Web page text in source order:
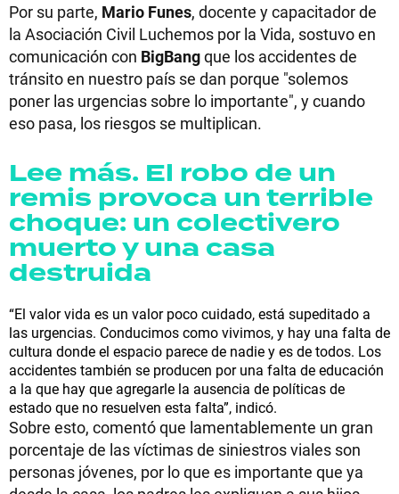
Por su parte, Mario Funes, docente y capacitador de
la Asociación Civil Luchemos por la Vida, sostuvo en
comunicación con BigBangque los accidentes de
tránsito en nuestro país se dan porque "solemos
poner las urgencias sobre lo importante", y cuando
eso pasa, los riesgos se multiplican.
Lee más. El robo de un
remis provoca un terrible
choque: un colectivero
muerto y una casa
destruida
“El valor vida es un valor poco cuidado, está supeditado a
las urgencias. Conducimos como vivimos, y hay una falta de
cultura donde el espacio parece de nadie y es de todos. Los
accidentes también se producen por una falta de educación
a la que hay que agregarle la ausencia de políticas de
estado que no resuelven esta falta”, indicó.
Sobre esto, comentó que lamentablemente un gran
porcentaje de las víctimas de siniestros viales son
personas jóvenes, por lo que es importante que ya